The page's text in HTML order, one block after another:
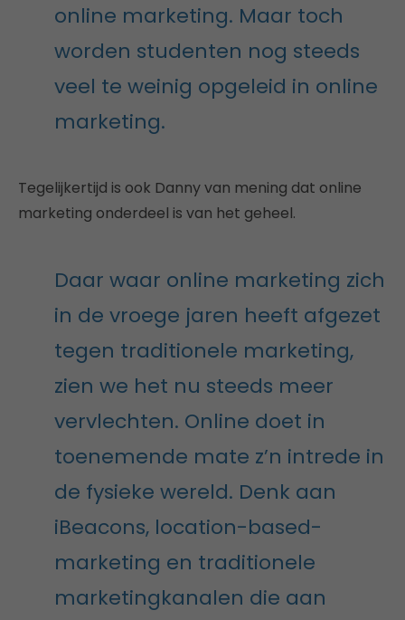
online marketing. Maar toch
worden studenten nog steeds
veel te weinig opgeleid in online
marketing.
Tegelijkertijd is ook Danny van mening dat online
marketing onderdeel is van het geheel.
Daar waar online marketing zich
in de vroege jaren heeft afgezet
tegen traditionele marketing,
zien we het nu steeds meer
vervlechten. Online doet in
toenemende mate z’n intrede in
de fysieke wereld. Denk aan
iBeacons, location-based-
marketing en traditionele
marketingkanalen die aan